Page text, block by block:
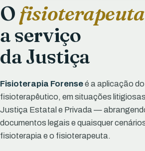
O fisioterapeuta
a serviço
da Justiça
Fisioterapia Forenseé a aplicação
fisioterapêutico, em situações
Justiça Estatal e Privada —
documentos legais e quaisquer
fisioterapia e o fisioterapeuta.